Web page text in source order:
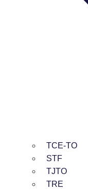
TCE-TO
STF
TJTO
TRE